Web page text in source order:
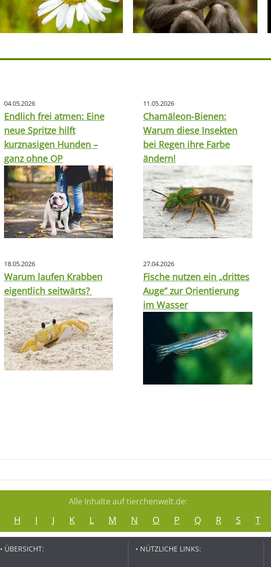
04.05.2026
Endlich frei atmen: Eine
neue Spritze hilft
kurznasigen Hunden –
ganz ohne OP
18.05.2026
Warum laufen Krabben
eigentlich seitwärts?
11.05.2026
Chamäleon-Bienen:
Warum diese Insekten
bei Regen ihre Farbe
ändern!
27.04.2026
Fische nutzen ein „drittes
Auge“ zur Orientierung
im Wasser
Alle Inhalte auf tierchenwelt.de:
H I J K L M N O P Q R S T
• ÜBERSICHT: • NÜTZLICHE LINKS: